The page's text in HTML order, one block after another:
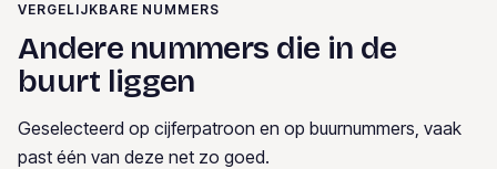
VERGELIJKBARE NUMMERS
Andere nummers die in de
buurt liggen
Geselecteerd op cijferpatroon en op buurnummers, vaak
past één van deze net zo goed.